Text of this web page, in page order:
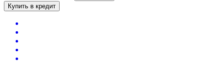
Купить в кредит